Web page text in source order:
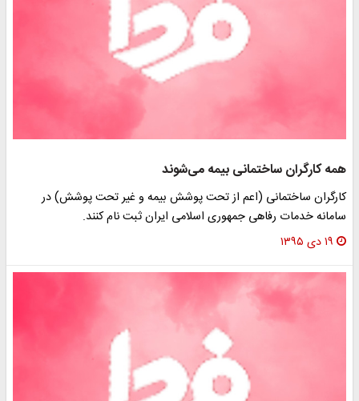
همه کارگران ساختمانی بیمه می‌شوند
کارگران ساختمانی (اعم از تحت پوشش بیمه و غیر تحت پوشش) در
سامانه خدمات رفاهی جمهوری اسلامی ایران ثبت نام کنند.
۱۹ دی ۱۳۹۵